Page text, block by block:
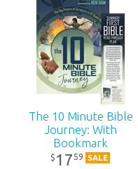
recurso muy oportuno
aprendizaje de la verdad
históricamente precisa,
infalible, tanto para
ofrecer este recurso a las
Latina!
—Joe Owen, Director,
The 10 Minute Bible
Journey: With
Bookmark
$ 1759 SALE